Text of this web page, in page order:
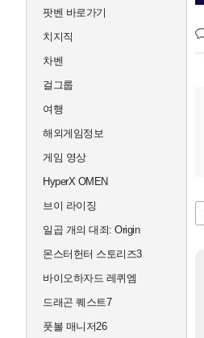
팟벤 바로가기
치지직
차벤
걸그룹
여행
해외게임정보
게임 영상
HyperX OMEN
브이 라이징
일곱 개의 대죄: Origin
몬스터헌터 스토리즈3
바이오하자드 레퀴엠
드래곤 퀘스트7
풋볼 매니저26
껏 유린하라.jpg [52]
이상 나오기 힘들것 같다는 생각임
매출 점유율 7%…글로벌 4위로 부상
메인보드값 오르나